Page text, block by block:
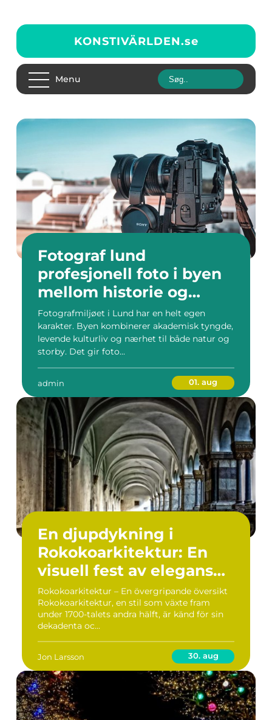
KONSTIVÄRLDEN.se
Menu
Fotograf lund
profesjonell foto i byen
mellom historie og
innovasjon
Fotografmiljøet i Lund har en helt egen
karakter. Byen kombinerer akademisk tyngde,
levende kulturliv og nærhet til både natur og
storby. Det gir foto...
admin 01. aug
En djupdykning i
Rokokoarkitektur: En
visuell fest av elegans
och överflöd
Rokokoarkitektur – En övergripande översikt
Rokokoarkitektur, en stil som växte fram
under 1700-talets andra hälft, är känd för sin
dekadenta oc...
Jon Larsson 30. aug